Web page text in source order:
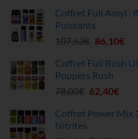
initial
était :
72,90€.
Coffret Full Amyl :
Puissants
107,63€ Le
initial
était :
107,63€.
86,10€Le
Coffret Full Rush
Poppers Rush
78,00€ Le
initial
62,40€Le
Coffret Power Mix
Nitrites